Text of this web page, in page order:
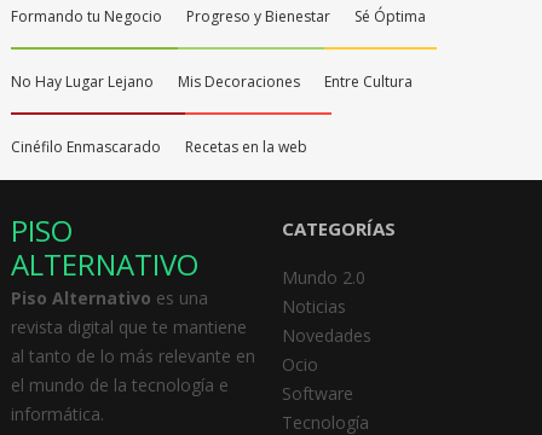
Formando tu Negocio Progreso y Bienestar Sé Óptima
No Hay Lugar Lejano Mis Decoraciones Entre Cultura
Cinéfilo Enmascarado Recetas en la web
PISO
ALTERNATIVO
Piso Alternativo es una
revista digital que te mantiene
al tanto de lo más relevante en
el mundo de la tecnología e
informática.
CATEGORÍAS
Mundo 2.0
Noticias
Novedades
Ocio
Software
Tecnología